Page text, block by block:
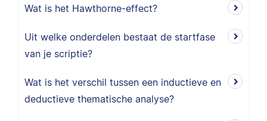
Wat is het Hawthorne-effect?
Uit welke onderdelen bestaat de startfase
van je scriptie?
Wat is het verschil tussen een inductieve en
deductieve thematische analyse?